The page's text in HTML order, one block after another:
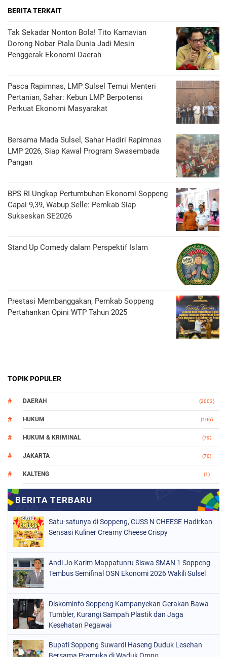
BERITA TERKAIT
Tak Sekadar Nonton Bola! Tito Karnavian
Dorong Nobar Piala Dunia Jadi Mesin
Penggerak Ekonomi Daerah
Pasca Rapimnas, LMP Sulsel Temui Menteri
Pertanian, Sahar: Kebun LMP Berpotensi
Perkuat Ekonomi Masyarakat
Bersama Mada Sulsel, Sahar Hadiri Rapimnas
LMP 2026, Siap Kawal Program Swasembada
Pangan
BPS RI Ungkap Pertumbuhan Ekonomi Soppeng
Capai 9,39, Wabup Selle: Pemkab Siap
Sukseskan SE2026
Stand Up Comedy dalam Perspektif Islam
Prestasi Membanggakan, Pemkab Soppeng
Pertahankan Opini WTP Tahun 2025
TOPIK POPULER
DAERAH (2003)
HUKUM (106)
HUKUM & KRIMINAL (79)
JAKARTA (70)
KALTENG (1)
(78)
NASIONAL (748)
ORGANISASI
PERISTIWA
POLITIK (157)
POLRI
SOPPENG (1147)
SULSEL
Satu-satunya di Soppeng, CUSS N CHEESE Hadirkan
Sensasi Kuliner Creamy Cheese Crispy
Andi Jo Karim Mappatunru Siswa SMAN 1 Soppeng
Tembus Semifinal OSN Ekonomi 2026 Wakili Sulsel
Diskominfo Soppeng Kampanyekan Gerakan Bawa
Tumbler, Kurangi Sampah Plastik dan Jaga
Kesehatan Pegawai
Bupati Soppeng Suwardi Haseng Duduk Lesehan